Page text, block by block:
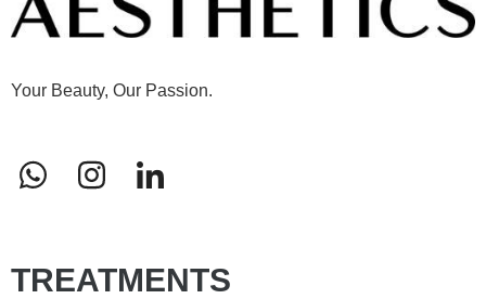
Your Beauty, Our Passion.
TREATMENTS